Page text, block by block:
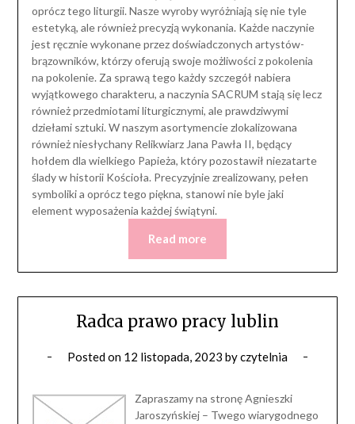
oprócz tego liturgii. Nasze wyroby wyróżniają się nie tyle
estetyką, ale również precyzją wykonania. Każde naczynie
jest ręcznie wykonane przez doświadczonych artystów-
brązowników, którzy oferują swoje możliwości z pokolenia
na pokolenie. Za sprawą tego każdy szczegół nabiera
wyjątkowego charakteru, a naczynia SACRUM stają się lecz
również przedmiotami liturgicznymi, ale prawdziwymi
dziełami sztuki. W naszym asortymencie zlokalizowana
również niesłychany Relikwiarz Jana Pawła II, będący
hołdem dla wielkiego Papieża, który pozostawił niezatarte
ślady w historii Kościoła. Precyzyjnie zrealizowany, pełen
symboliki a oprócz tego piękna, stanowi nie byle jaki
element wyposażenia każdej świątyni.
Read more
Radca prawo pracy lublin
Posted on 12 listopada, 2023 byczytelnia
Zapraszamy na stronę Agnieszki
Jaroszyńskiej – Twego wiarygodnego